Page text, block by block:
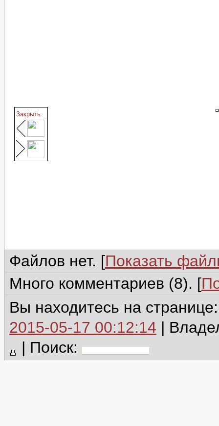
Закрыть
Файлов нет. [Показать
Много комментариев (8). [
Вы находитесь на
2015-05-17 00:12:14 |
| Поиск: